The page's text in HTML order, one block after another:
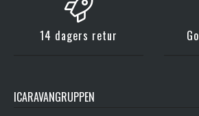
14 dagers retur
ICARAVANGRUPPEN